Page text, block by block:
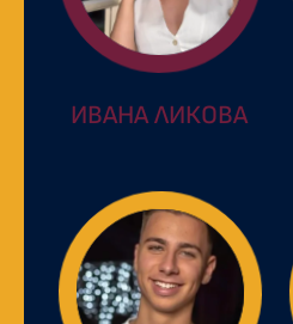
ИВАНА ЛИКОВА